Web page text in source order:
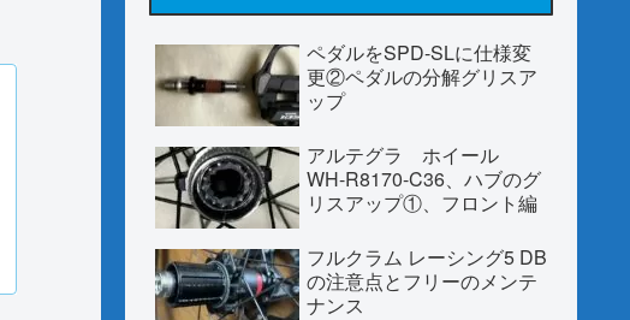
ペダルをSPD-SLに仕様変
更②ペダルの分解グリスア
ップ
アルテグラ ホイール
WH-R8170-C36、ハブのグ
リスアップ①、フロント編
フルクラム レーシング5 DB
の注意点とフリーのメンテ
ナンス